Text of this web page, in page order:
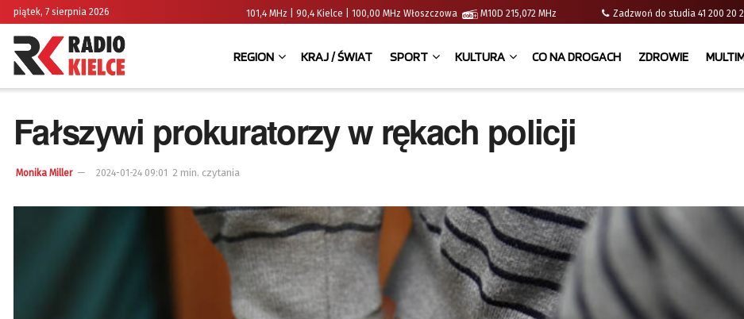
piątek, 7 sierpnia 2026 101,4 MHz | 90,4 Kielce | 100,00 MHz Włoszczowa M10D 215,072 MHz Zadzwoń do studia 41 200
REGION KRAJ / ŚWIAT SPORT KULTURA CO NA DROGACH ZDROWIE
Fałszywi prokuratorzy w rękach policji
Monika Miller 2024-01-24 09:01 2 min. czytania